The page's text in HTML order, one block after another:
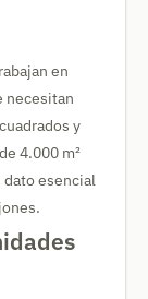
en
necesitan
y
4.000 m²
dato esencial